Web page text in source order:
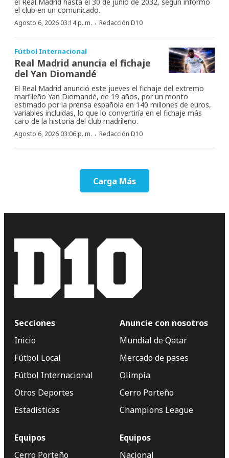
el club en un comunicado.
Agosto 6, 2026 03:14 p. m. · Redacción D10
Fútbol Internacional
Real Madrid anuncia el fichaje
del Yan Diomandé
El Real Madrid anunció este jueves el fichaje del extremo
marfileño Yan Diomandé, de 19 años, por un monto
estimado por la prensa española en 140 millones de euros,
variables incluidas, lo que lo convertiría en el fichaje más
caro de la historia del club madrileño.
Agosto 6, 2026 03:06 p. m. · Redacción D10
Carga Más
Secciones
Inicio
Fútbol Local
Fútbol Internacional
Otros Deportes
Estadísticas
Anuncie con nosotros
Mundial de Qatar
Mercado de pases
Olimpia
Cerro Porteño
Champions League
Equipos
Cerro Porteño
Equipos
Nacional